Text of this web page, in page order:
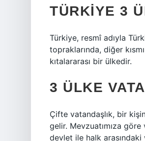
TÜRKIYE 3
Türkiye, resmî adıyla
topraklarında, diğer
kıtalararası bir ülkedir.
3 ÜLKE
Çifte vatandaşlık, bir
gelir. Mevzuatımıza göre
devlet ile halk arasındaki